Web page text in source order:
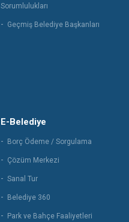
Sorumlulukları
Geçmiş Belediye Başkanları
E-Belediye
Borç Ödeme / Sorgulama
Çözüm Merkezi
Sanal Tur
Belediye 360
Park ve Bahçe Faaliyetleri